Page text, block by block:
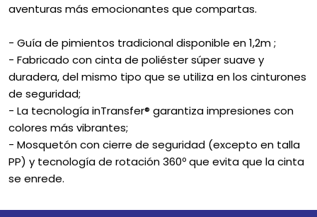
aventuras más emocionantes que compartas.
- Guía de pimientos tradicional disponible en 1,2m ;
- Fabricado con cinta de poliéster súper suave y
duradera, del mismo tipo que se utiliza en los cinturones
de seguridad;
- La tecnología inTransfer® garantiza impresiones con
colores más vibrantes;
- Mosquetón con cierre de seguridad (excepto en talla
PP) y tecnología de rotación 360º que evita que la cinta
se enrede.